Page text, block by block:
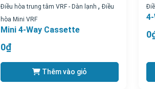
Điều hòa trung tâm VRF - Dàn lạnh , Điều
hòa Mini VRF
Mini 4-Way Cassette
0₫
Thêm vào giỏ